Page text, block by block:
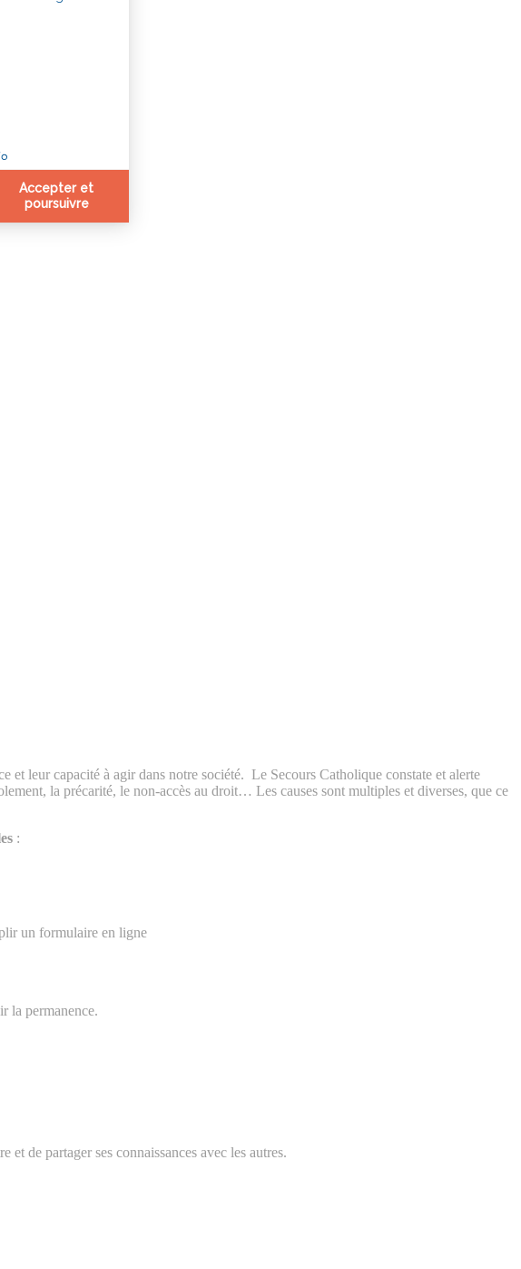
leur capacité à agir dans notre société. Le Secours Catholique constate et alerte
la précarité, le non-accès au droit… Les causes sont multiples et diverses, que ce
:
un formulaire en ligne
la permanence.
de partager ses connaissances avec les autres.